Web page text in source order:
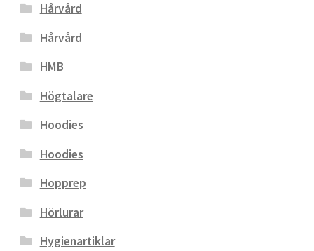
Hårvård
Hårvård
HMB
Högtalare
Hoodies
Hoodies
Hopprep
Hörlurar
Hygienartiklar